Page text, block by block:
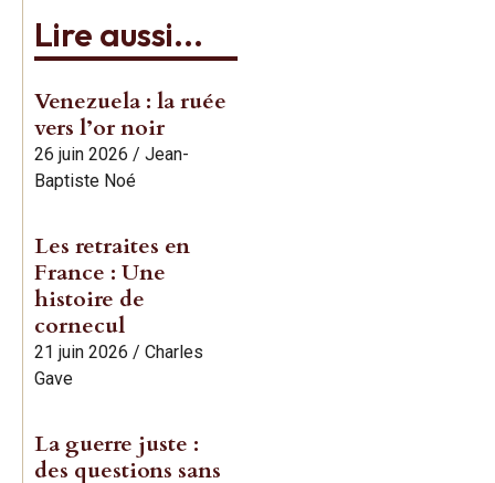
Lire aussi...
Venezuela : la ruée
vers l’or noir
26 juin 2026 / Jean-
Baptiste Noé
Les retraites en
France : Une
histoire de
cornecul
21 juin 2026 / Charles
Gave
La guerre juste :
des questions sans